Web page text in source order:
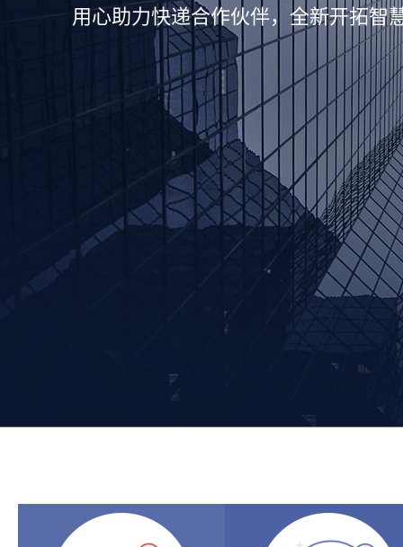
面向快递行业的数据产品，持续赋能